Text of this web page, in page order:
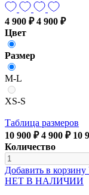
4 900 ₽ 4 900 ₽
Цвет
Размер
M-L
XS-S
Таблица размеров
10 900 ₽ 4 900 ₽ 10
Количество
Добавить в корзину
НЕТ В НАЛИЧИИ